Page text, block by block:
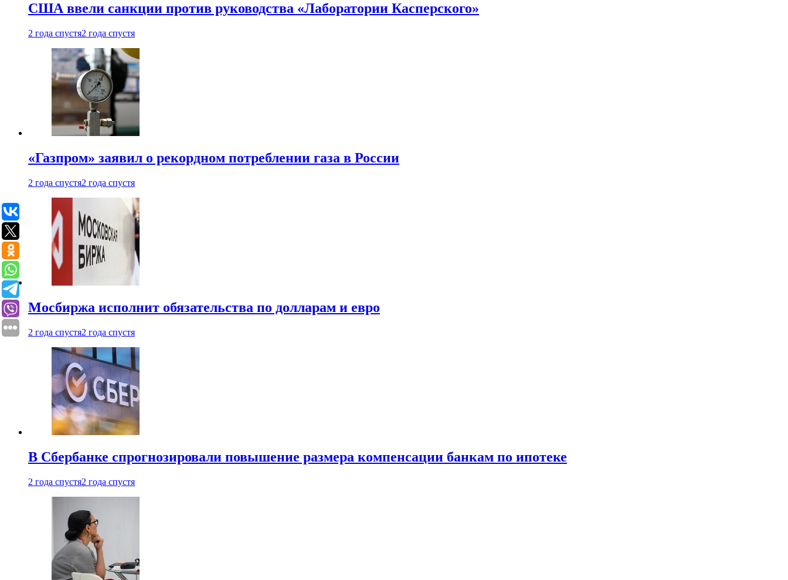
США ввели санкции против руководства «Лаборатории Касперского»
2 года спустя2 года спустя
«Газпром» заявил о рекордном потреблении газа в России
2 года спустя2 года спустя
Мосбиржа исполнит обязательства по долларам и евро
2 года спустя2 года спустя
В Сбербанке спрогнозировали повышение размера компенсации банкам по ипотеке
2 года спустя2 года спустя